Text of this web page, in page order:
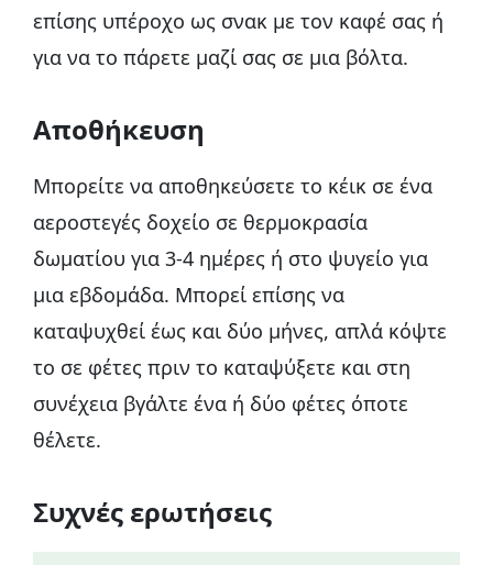
επίσης υπέροχο ως σνακ με τον καφέ σας ή
για να το πάρετε μαζί σας σε μια βόλτα.
Αποθήκευση
Μπορείτε να αποθηκεύσετε το κέικ σε ένα
αεροστεγές δοχείο σε θερμοκρασία
δωματίου για 3-4 ημέρες ή στο ψυγείο για
μια εβδομάδα. Μπορεί επίσης να
καταψυχθεί έως και δύο μήνες, απλά κόψτε
το σε φέτες πριν το καταψύξετε και στη
συνέχεια βγάλτε ένα ή δύο φέτες όποτε
θέλετε.
Συχνές ερωτήσεις